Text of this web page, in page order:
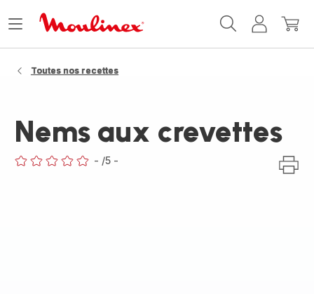
MonMon
Ouvrir
Toutes nos recettes
Nems aux crevettes
- /5 -